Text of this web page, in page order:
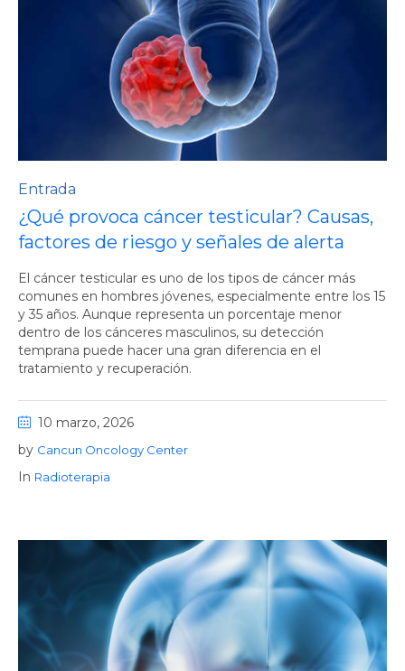
Entrada
¿Qué provoca cáncer testicular? Causas,
factores de riesgo y señales de alerta
El cáncer testicular es uno de los tipos de cáncer más
comunes en hombres jóvenes, especialmente entre los 15
y 35 años. Aunque representa un porcentaje menor
dentro de los cánceres masculinos, su detección
temprana puede hacer una gran diferencia en el
tratamiento y recuperación.
10 marzo, 2026
by Cancun Oncology Center
In Radioterapia